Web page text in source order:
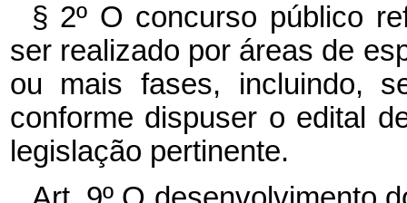
§ 2º O concurso público
ser realizado por áreas de
ou mais fases, incluindo,
conforme dispuser o edital
legislação pertinente.